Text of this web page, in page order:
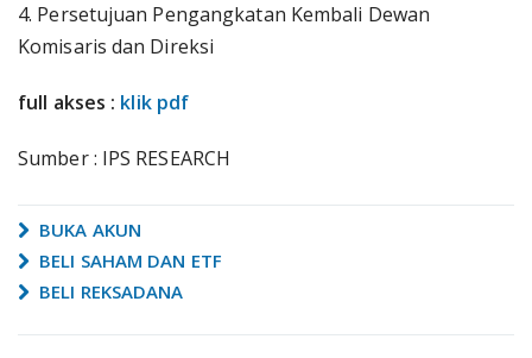
4. Persetujuan Pengangkatan Kembali Dewan
Komisaris dan Direksi
full akses : klik pdf
Sumber : IPS RESEARCH
BUKA AKUN
BELI SAHAM DAN ETF
BELI REKSADANA